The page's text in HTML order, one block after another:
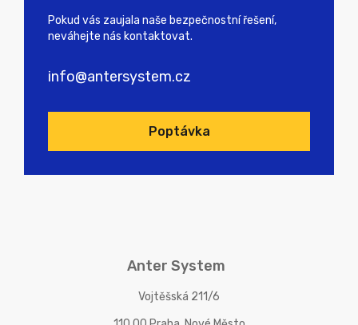
Pokud vás zaujala naše bezpečnostní řešení,
neváhejte nás kontaktovat.
info@antersystem.cz
Poptávka
Anter System
Vojtěšská 211/6